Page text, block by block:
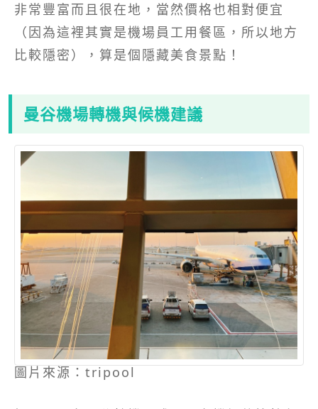
非常豐富而且很在地，當然價格也相對便宜
（因為這裡其實是機場員工用餐區，所以地方
比較隱密），算是個隱藏美食景點！
曼谷機場轉機與候機建議
圖片來源：tripool